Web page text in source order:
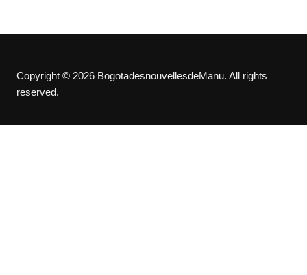
Copyright © 2026 BogotadesnouvellesdeManu. All rights
reserved.